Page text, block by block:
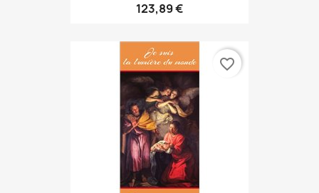
123,89 €
favorite_border